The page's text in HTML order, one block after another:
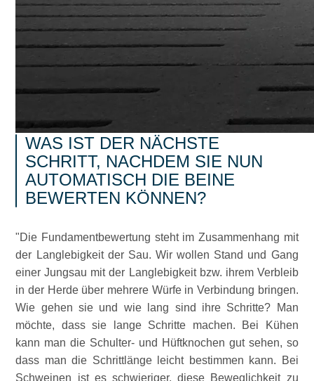
WAS IST DER NÄCHSTE
SCHRITT, NACHDEM SIE NUN
AUTOMATISCH DIE BEINE
BEWERTEN KÖNNEN?
Die Fundamentbewertung steht im Zusammenhang mit
der Langlebigkeit der Sau. Wir wollen Stand und Gang
einer Jungsau mit der Langlebigkeit bzw. ihrem Verbleib
in der Herde über mehrere Würfe in Verbindung bringen.
Wie gehen sie und wie lang sind ihre Schritte? Man
möchte, dass sie lange Schritte machen. Bei Kühen
kann man die Schulter- und Hüftknochen gut sehen, so
dass man die Schrittlänge leicht bestimmen kann. Bei
Schweinen ist es schwieriger, diese Beweglichkeit zu